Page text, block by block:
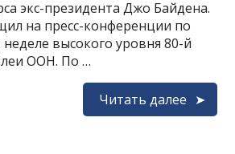
экс-президента Джо Байдена.
на пресс-конференции по
неделе высокого уровня 80-й
ООН. По …
Читать далее